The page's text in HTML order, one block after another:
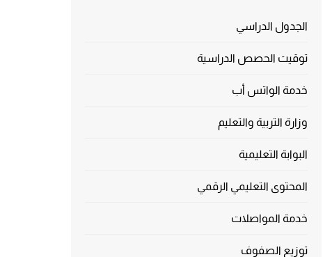
الجدول الدراسي
توقيت الحصص الدراسية
خدمة الواتس أب
وزارة التربية والتعليم
البوابة التعليمية
المحتوى التعليمي الرقمي
خدمة المواصلات
توزيع الصفوف